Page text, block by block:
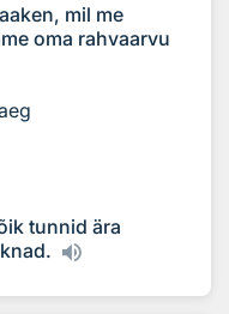
mil me
oma rahvaarvu
tunnid ära